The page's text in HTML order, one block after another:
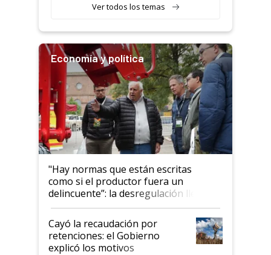
Ver todos los temas
Economía y política
"Hay normas que están escritas
como si el productor fuera un
delincuente”: la desregulación llegó
al Congreso Aapresid y hasta se
habló del financiamiento al IPCVA
Cayó la recaudación por
retenciones: el Gobierno
explicó los motivos